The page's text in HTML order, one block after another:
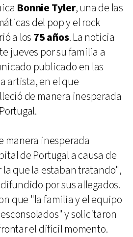
Bonnie Tyler, una de las
del pop y el rock
a los 75 años. La noticia
jueves por su familia a
publicado en las
artista, en el que
de manera inesperada
manera inesperada
de Portugal a causa de
que la estaban tratando",
por sus allegados.
que "la familia y el equipo
y solicitaron
el difícil momento.